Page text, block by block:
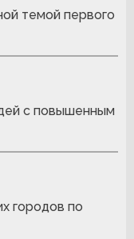
темой первого
с повышенным
городов по